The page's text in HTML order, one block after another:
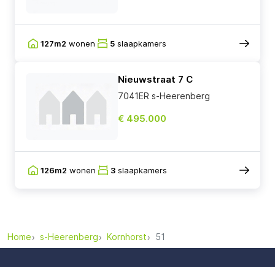
127m2 wonen 5 slaapkamers
Nieuwstraat 7 C
7041ER s-Heerenberg
€ 495.000
126m2 wonen 3 slaapkamers
Home s-Heerenberg Kornhorst 51